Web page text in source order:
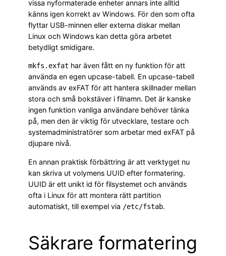
vissa nyformaterade enheter annars inte alltid
känns igen korrekt av Windows. För den som ofta
flyttar USB-minnen eller externa diskar mellan
Linux och Windows kan detta göra arbetet
betydligt smidigare.
mkfs.exfat har även fått en ny funktion för att
använda en egen upcase-tabell. En upcase-tabell
används av exFAT för att hantera skillnader mellan
stora och små bokstäver i filnamn. Det är kanske
ingen funktion vanliga användare behöver tänka
på, men den är viktig för utvecklare, testare och
systemadministratörer som arbetar med exFAT på
djupare nivå.
En annan praktisk förbättring är att verktyget nu
kan skriva ut volymens UUID efter formatering.
UUID är ett unikt id för filsystemet och används
ofta i Linux för att montera rätt partition
automatiskt, till exempel via /etc/fstab.
Säkrare formatering